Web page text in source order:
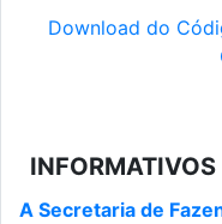
Download do
INFORMATIVOS
A Secretaria de